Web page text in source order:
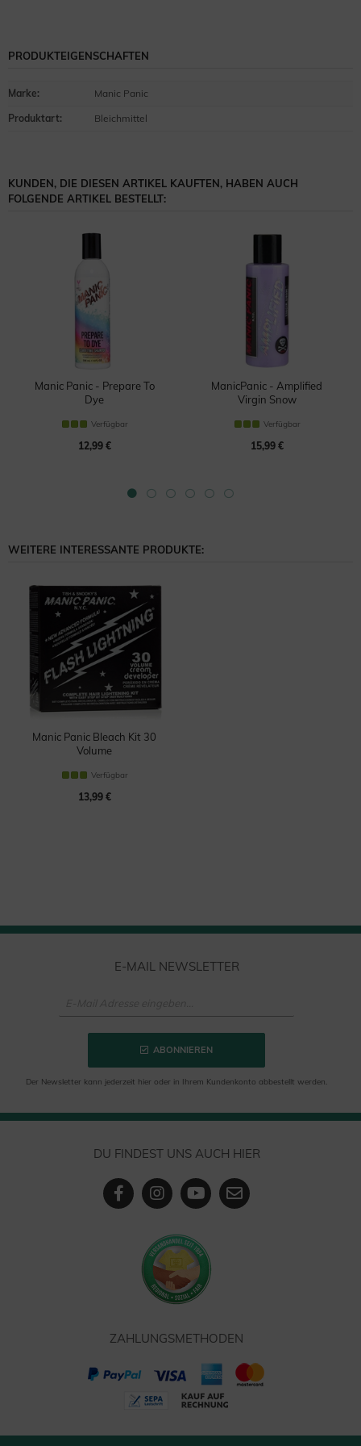
PRODUKTEIGENSCHAFTEN
Marke: Manic Panic
Produktart: Bleichmittel
KUNDEN, DIE DIESEN ARTIKEL KAUFTEN, HABEN AUCH
FOLGENDE ARTIKEL BESTELLT:
Manic Panic - Prepare To
Dye
Verfügbar
12,99 €
ManicPanic - Amplified
Virgin Snow
Verfügbar
15,99 €
WEITERE INTERESSANTE PRODUKTE:
Manic Panic Bleach Kit 30
Volume
Verfügbar
13,99 €
E-MAIL NEWSLETTER
ABONNIEREN
Der Newsletter kann jederzeit hier oder in Ihrem Kundenkonto abbestellt werden.
DU FINDEST UNS AUCH HIER
ZAHLUNGSMETHODEN